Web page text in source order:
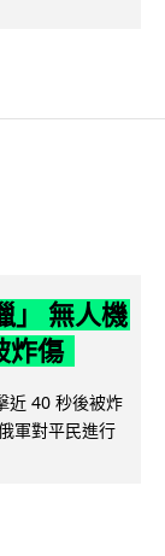
」 無人機
炸傷
近 40 秒後被炸
軍對平民進行